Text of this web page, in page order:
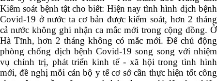
Kiểm soát bệnh tật cho biết: Hiện nay tình hình dịch bệnh
Covid-19 ở nước ta cơ bản được kiểm soát, hơn 2 tháng
cả nước không ghi nhận ca mắc mới trong cộng đồng. Ở
Hà Tĩnh, hơn 2 tháng không có mắc mới. Để chủ động
phòng chống dịch bệnh Covid-19 song song với nhiệm
vụ chính trị, phát triển kinh tế - xã hội trong tình hình
mới, đề nghị mỗi cán bộ y tế cơ sở cần thực hiện tốt công